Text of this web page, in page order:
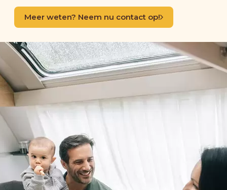
Meer weten? Neem nu contact op!